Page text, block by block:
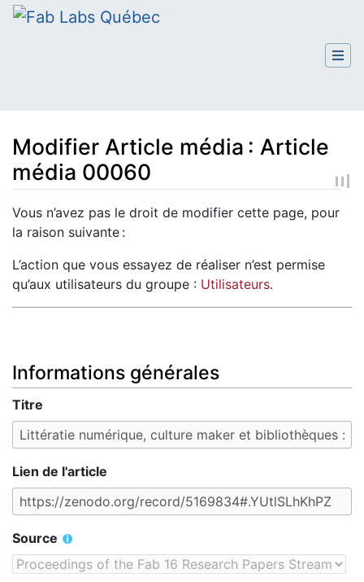
Modifier Article média : Article
média 00060
Aller à :navigation, rechercher
Vous n’avez pas le droit de modifier cette page, pour
la raison suivante :
L’action que vous essayez de réaliser n’est permise
qu’aux utilisateurs du groupe : Utilisateurs.
Informations générales
Titre
Lien de l'article
Source